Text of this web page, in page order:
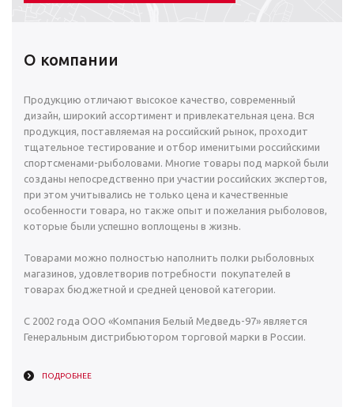
О компании
Продукцию отличают высокое качество, современный
дизайн, широкий ассортимент и привлекательная цена. Вся
продукция, поставляемая на российский рынок, проходит
тщательное тестирование и отбор именитыми российскими
спортсменами-рыболовами. Многие товары под маркой были
созданы непосредственно при участии российских экспертов,
при этом учитывались не только цена и качественные
особенности товара, но также опыт и пожелания рыболовов,
которые были успешно воплощены в жизнь.
Товарами можно полностью наполнить полки рыболовных
магазинов, удовлетворив потребности покупателей в
товарах бюджетной и средней ценовой категории.
С 2002 года ООО «Компания Белый Медведь-97» является
Генеральным дистрибьютором торговой марки в России.
ПОДРОБНЕЕ